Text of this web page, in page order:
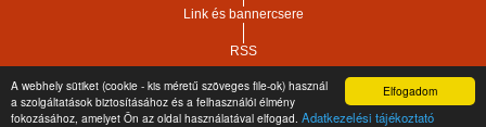
Elfogadom
A webhely sütiket (cookie - kis méretű szöveges file-ok) használ
a szolgáltatások biztosításához és a felhasználói élmény
fokozásához, amelyet Ön az oldal használatával elfogad. Adatkezelési tájékoztató
Link és bannercsere
RSS
Copyright © 2021.Vár-Köz Kft. - Ingatlan nyilvántartó, ügyviteli és
adminisztrációs szoftver